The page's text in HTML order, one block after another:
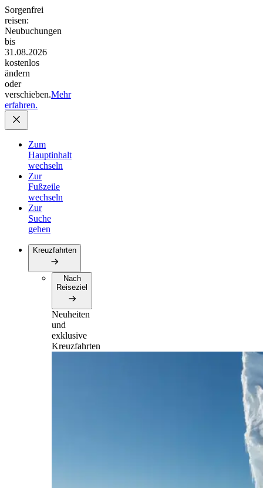
Sorgenfrei
reisen:
Neubuchungen
bis
31.08.2026
kostenlos
ändern
oder
verschieben.Mehr
erfahren.
Zum
Hauptinhalt
wechseln
Zur
Fußzeile
wechseln
Zur
Suche
gehen
Kreuzfahrten
Nach
Reiseziel
Neuheiten
und
exklusive
Kreuzfahrten